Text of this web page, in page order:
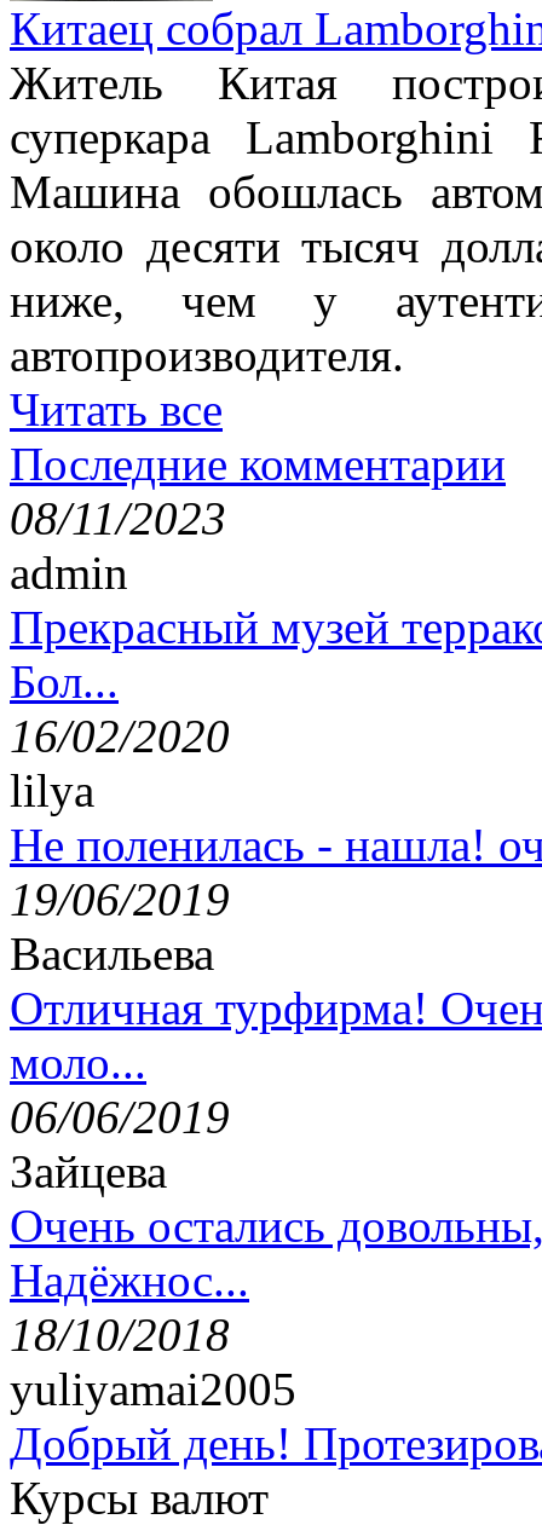
Китаец собрал
Житель Китая
суперкара Lamborghini
Машина обошлась
около десяти тысяч
ниже, чем у
автопроизводителя.
Читать все
Последние комментарии
08/11/2023
admin
Прекрасный музей
Бол...
16/02/2020
lilya
Не поленилась - нашла!
19/06/2019
Васильева
Отличная турфирма!
моло...
06/06/2019
Зайцева
Очень остались
Надёжнос...
18/10/2018
yuliyamai2005
Добрый день!
Курсы валют